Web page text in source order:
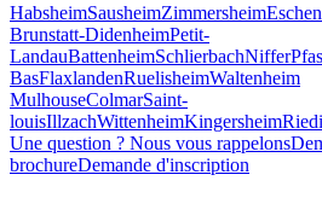
HabsheimSausheimZimmersheim
Brunstatt-DidenheimPetit-
LandauBattenheimSchlierbachNiffer
BasFlaxlandenRuelisheimWaltenheim
MulhouseColmarSaint-
louisIllzachWittenheimKingersheim
Une question ? Nous vous rappelons
brochureDemande d'inscription